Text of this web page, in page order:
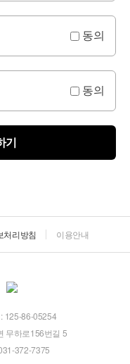
동의
동의
기
처리방침 이용안내
125-86-05254
무하로156번길 5
372-7375